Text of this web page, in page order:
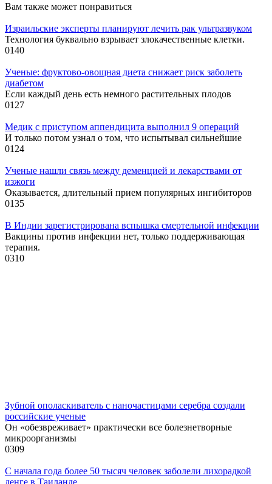
Вам также может понравиться
Израильские эксперты планируют лечить рак ультразвуком
Технология буквально взрывает злокачественные клетки.
0140
Ученые: фруктово-овощная диета снижает риск заболеть
диабетом
Если каждый день есть немного растительных плодов
0127
Медик с приступом аппендицита выполнил 9 операций
И только потом узнал о том, что испытывал сильнейшие
0124
Ученые нашли связь между деменцией и лекарствами от
изжоги
Оказывается, длительный прием популярных ингибиторов
0135
В Индии зарегистрирована вспышка смертельной инфекции
Вакцины против инфекции нет, только поддерживающая
терапия.
0310
Зубной ополаскиватель с наночастицами серебра создали
российские ученые
Он «обезвреживает» практически все болезнетворные
микроорганизмы
0309
С начала года более 50 тысяч человек заболели лихорадкой
денге в Таиланде